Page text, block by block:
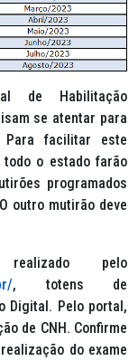
de Habilitação
se atentar para
Para facilitar este
todo o estado farão
programados
outro mutirão deve
pelo
, totens de
Digital. Pelo portal,
de CNH. Confirme
do exame